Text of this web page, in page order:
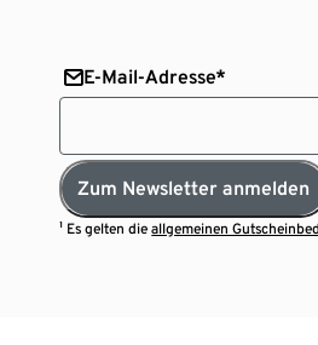
E-Mail-Adresse*
Zum Newsletter anmelden
¹ Es gelten dieallgemeinen